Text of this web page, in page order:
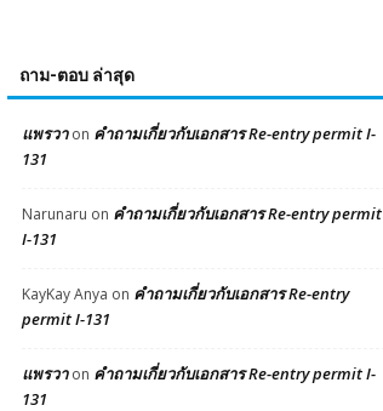
ถาม-ตอบ ล่าสุด
แพรวาon คำถามเกี่ยวกับเอกสาร Re-entry permit I-
131
Narunaru on คำถามเกี่ยวกับเอกสาร Re-entry permit
I-131
KayKay Anya on คำถามเกี่ยวกับเอกสาร Re-entry
permit I-131
แพรวาon คำถามเกี่ยวกับเอกสาร Re-entry permit I-
131